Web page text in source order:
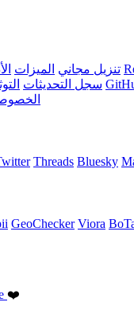
تنزيل مجاني الميزات
سجل التحديثات
Threads Bluesky
GeoChecker Viora
❤️